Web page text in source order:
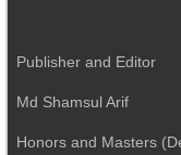
Publisher and Editor
Md Shamsul Arif
Honors and Masters